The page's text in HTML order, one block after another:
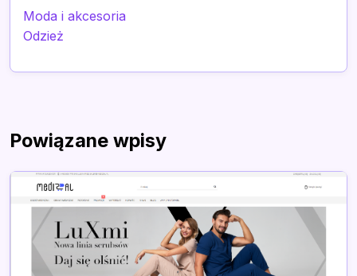
Moda i akcesoria
Odzież
Powiązane wpisy